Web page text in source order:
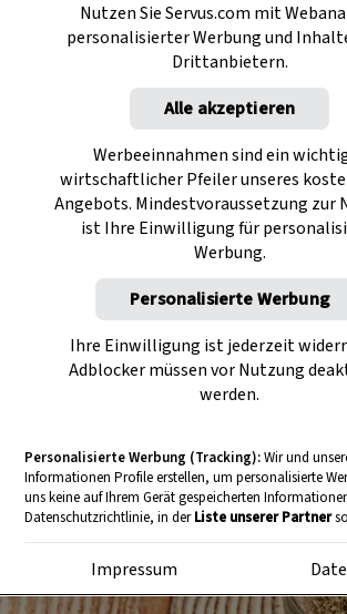
Nutzen Sie Servus.com mit
personalisierter Werbung und
Drittanbietern.
Alle akzeptieren
Werbeeinnahmen sind ein
wirtschaftlicher Pfeiler unseres
Angebots. Mindestvoraussetzung zur
ist Ihre Einwilligung für
Werbung.
Personalisierte Werbung
Ihre Einwilligung ist jederzeit
Adblocker müssen vor Nutzung
werden.
Personalisierte Werbung (Tracking):Wir und
Informationen Profile erstellen, um personalisierte
uns keine auf Ihrem Gerät gespeicherten
Datenschutzrichtlinie, in derListe unserer Partner
Impressum